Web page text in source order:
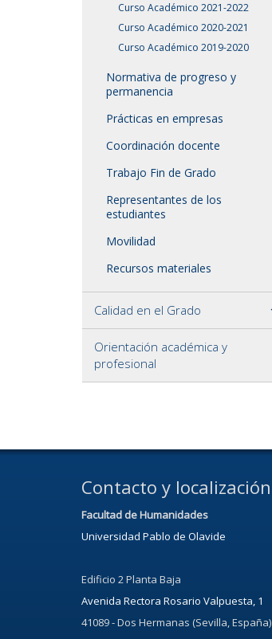
Curso Académico 2021-2022
Curso Académico 2020-2021
Curso Académico 2019-2020
Normativa de progreso y
permanencia
Prácticas en empresas
Coordinación docente
Trabajo Fin de Grado
Representantes de los
estudiantes
Movilidad
Recursos materiales
Calidad en el Grado
Orientación académica y
profesional
Contacto y localización
Facultad de Humanidades
Universidad Pablo de Olavide
Edificio 2 Planta Baja
Avenida Rectora Rosario Valpuesta, 1
41089 - Dos Hermanas (Sevilla, España)